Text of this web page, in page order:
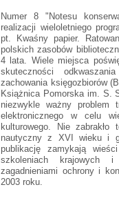
Numer 8 "Notesu
realizacji wieloletniego
pt. Kwaśny papier.
polskich zasobów
4 lata. Wiele miejsca
skuteczności
zachowania księgozbiorów
Książnica Pomorska im. S.
niezwykle ważny problem
elektronicznego w celu
kulturowego. Nie
nautyczny z XVI wieku i
publikację zamykają
szkoleniach krajowych
zagadnieniami ochrony i
2003 roku.